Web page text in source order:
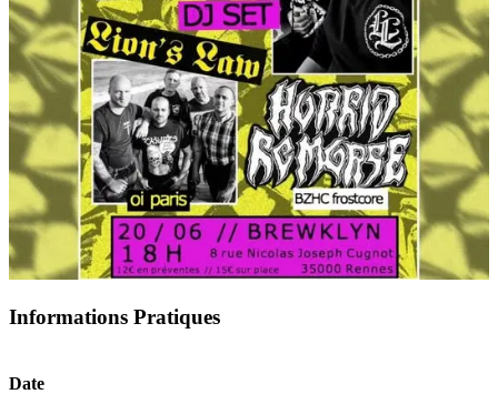
Informations Pratiques
Date